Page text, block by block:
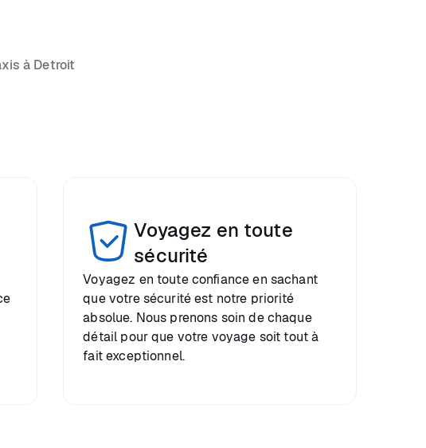
à Detroit
Voyagez en toute
sécurité
Voyagez en toute confiance en sachant
que votre sécurité est notre priorité
absolue. Nous prenons soin de chaque
détail pour que votre voyage soit tout à
fait exceptionnel.